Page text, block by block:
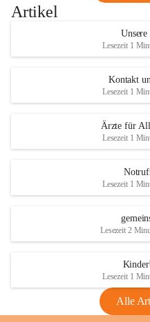
Artikel
Unsere
Lesezeit 1
Kontakt
Lesezeit 1
Ärzte für
Lesezeit 1
Lesezeit 1
Lesezeit 2
Lesezeit 1
Alle